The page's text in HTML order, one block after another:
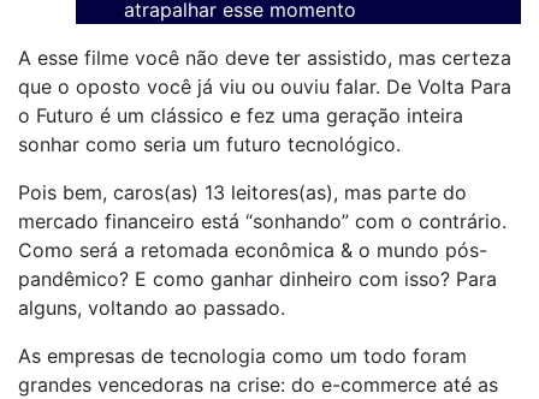
atrapalhar esse momento
A esse filme você não deve ter assistido, mas certeza
que o oposto você já viu ou ouviu falar. De Volta Para
o Futuro é um clássico e fez uma geração inteira
sonhar como seria um futuro tecnológico.
Pois bem, caros(as) 13 leitores(as), mas parte do
mercado financeiro está “sonhando” com o contrário.
Como será a retomada econômica & o mundo pós-
pandêmico? E como ganhar dinheiro com isso? Para
alguns, voltando ao passado.
As empresas de tecnologia como um todo foram
grandes vencedoras na crise: do e-commerce até as